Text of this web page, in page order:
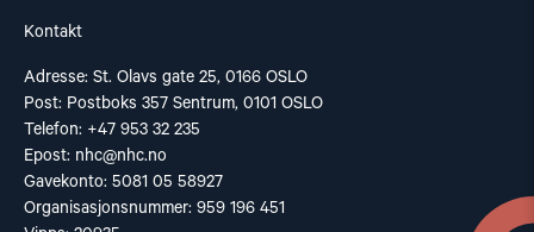
Kontakt
Adresse: St. Olavs gate 25, 0166 OSLO
Post: Postboks 357 Sentrum, 0101 OSLO
Telefon: +47 953 32 235
Epost: nhc@nhc.no
Gavekonto: 5081 05 58927
Organisasjonsnummer: 959 196 451